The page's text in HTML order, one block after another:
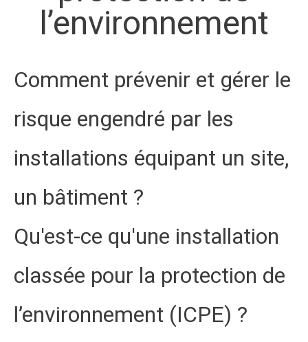
l’environnement
Comment prévenir et gérer le
risque engendré par les
installations équipant un site,
un bâtiment ?
Qu'est-ce qu'une installation
classée pour la protection de
l’environnement (ICPE) ?